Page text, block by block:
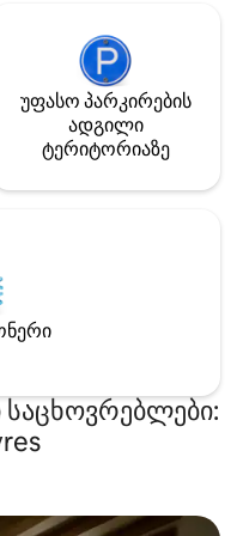
უფასო პარკირების
ადგილი
ტერიტორიაზე
საცხოვრებლები: